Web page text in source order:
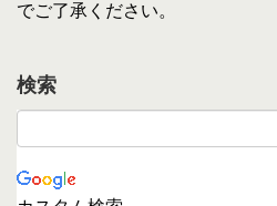
でご了承ください。
検索